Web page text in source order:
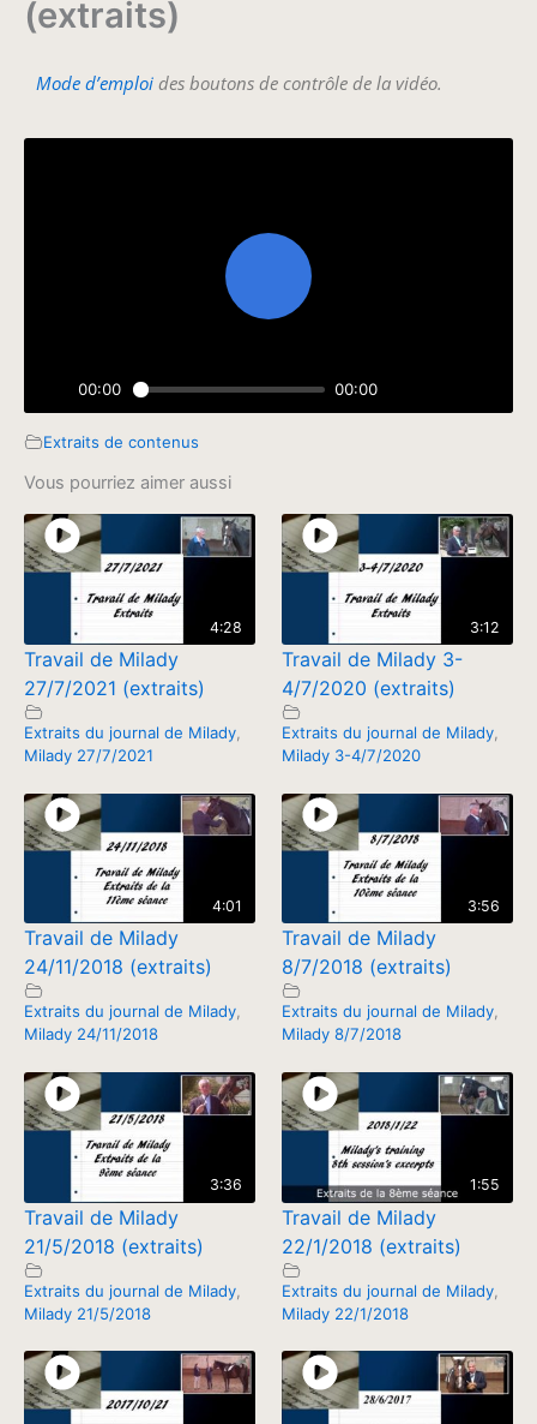
(extraits)
Mode d’emploi des boutons de contrôle de la vidéo.
Extraits de contenus
Vous pourriez aimer aussi
4:28
Travail de Milady
27/7/2021 (extraits)
Extraits du journal de Milady
Milady 27/7/2021
3:12
Travail de Milady 3-
4/7/2020 (extraits)
Extraits du journal de Milady,
Milady 3-4/7/2020
4:01
Travail de Milady
24/11/2018 (extraits)
Extraits du journal de Milady
Milady 24/11/2018
3:56
Travail de Milady
8/7/2018 (extraits)
Extraits du journal de Milady,
Milady 8/7/2018
3:36
Travail de Milady
21/5/2018 (extraits)
Extraits du journal de Milady
Milady 21/5/2018
1:55
Travail de Milady
22/1/2018 (extraits)
Extraits du journal de Milady,
Milady 22/1/2018